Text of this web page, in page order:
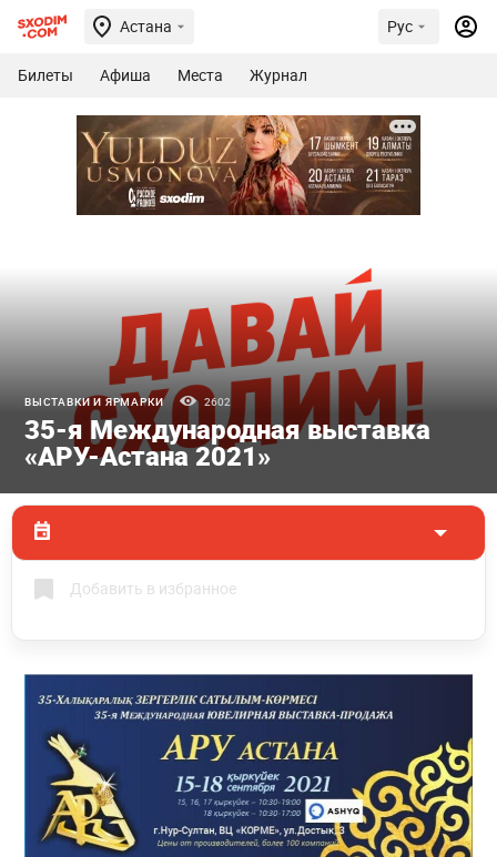
Астана Рус
Билеты Афиша Места Журнал
ВЫСТАВКИ И ЯРМАРКИ 2602
35-я Международная выставка
«АРУ-Астана 2021»
Добавить в избранное